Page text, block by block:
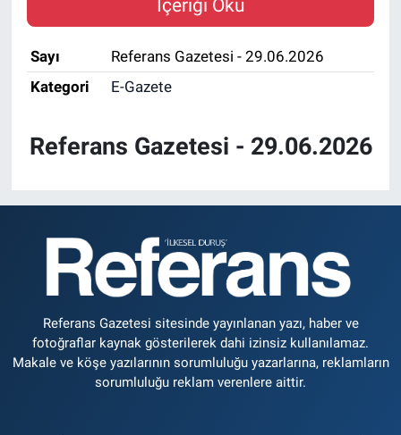
İçeriği Oku
Sayı
Referans Gazetesi - 29.06.2026
Kategori
E-Gazete
Referans Gazetesi - 29.06.2026
Referans Gazetesi sitesinde yayınlanan yazı, haber ve
fotoğraflar kaynak gösterilerek dahi izinsiz kullanılamaz.
Makale ve köşe yazılarının sorumluluğu yazarlarına, reklamların
sorumluluğu reklam verenlere aittir.